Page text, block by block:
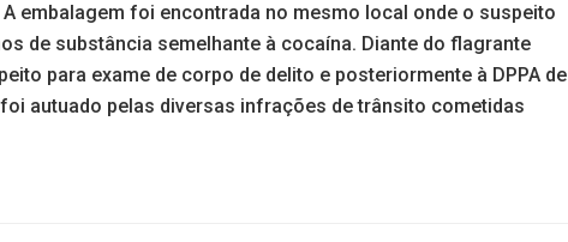
embalagem foi encontrada no mesmo local onde o suspeito
de substância semelhante à cocaína. Diante do flagrante
para exame de corpo de delito e posteriormente à DPPA de
autuado pelas diversas infrações de trânsito cometidas